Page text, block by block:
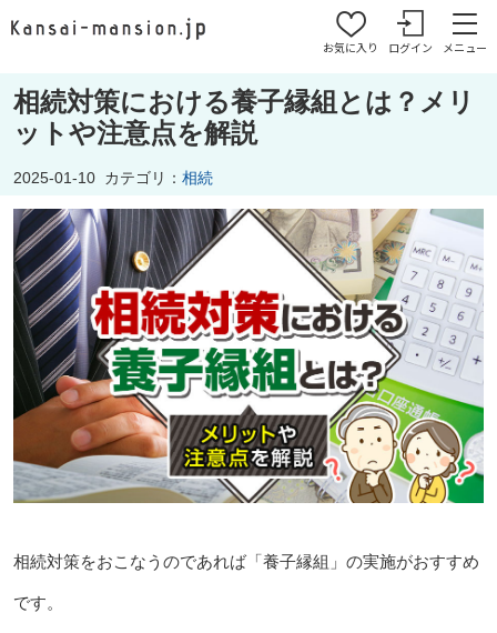
お気に入り ログイン メニュー
相続対策における養子縁組とは？メリ
ットや注意点を解説
2025-01-10 カテゴリ： 相続
相続対策をおこなうのであれば「養子縁組」の実施がおすすめ
です。